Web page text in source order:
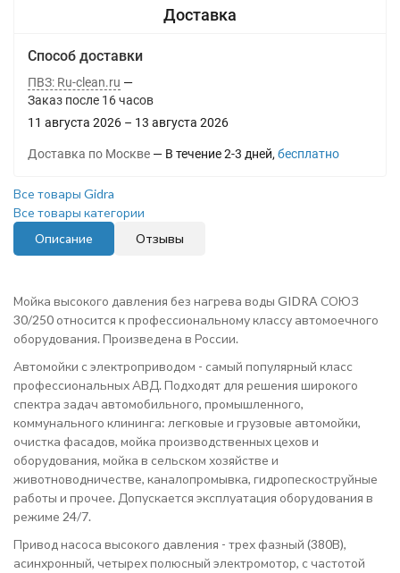
Способ доставки
ПВЗ: Ru-clean.ru
Заказ после 16часов
11 августа 2026 – 13 августа 2026
Доставка по Москве В течение2-3 дней Бесплатно
Все товары Gidra
Все товары категории
Описание
Отзывы
Мойка высокого давления без нагрева воды GIDRA СОЮЗ
30/250 относится к профессиональному классу автомоечного
оборудования. Произведена в России.
Автомойки с электроприводом - самый популярный класс
профессиональных АВД. Подходят для решения широкого
спектра задач автомобильного, промышленного,
коммунального клининга: легковые и грузовые автомойки,
очистка фасадов, мойка производственных цехов и
оборудования, мойка в сельском хозяйстве и
животноводничестве, каналопромывка, гидропескоструйные
работы и прочее. Допускается эксплуатация оборудования в
режиме 24/7.
Привод насоса высокого давления - трех фазный (380В),
асинхронный, четырех полюсный электромотор, с частотой